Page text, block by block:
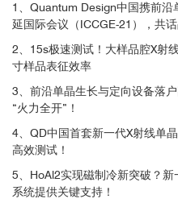
1、Quantum Design中国携前
延国际会议（ICCGE-21），共
2、15s极速测试！大样品腔X射
寸样品表征效率
3、前沿单晶生长与定向设备落
“火力全开”！
4、QD中国首套新一代X射线单
高效测试！
5、HoAl2实现磁制冷新突破？
系统提供关键支持！